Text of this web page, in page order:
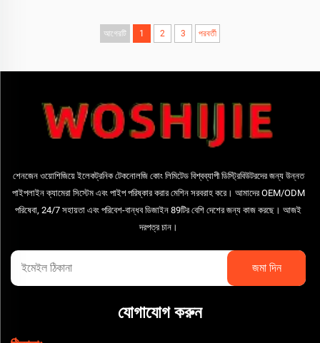
আগেরটি 1 2 3 পরবর্তী
শেনজেন ওয়োশিজিয়ে ইলেকট্রনিক টেকনোলজি কোং লিমিটেড বিশ্বব্যাপী ডিস্ট্রিবিউটরদের জন্য উন্নত
পাইপলাইন ক্যামেরা সিস্টেম এবং পাইপ পরিষ্কার করার মেশিন সরবরাহ করে। আমাদের OEM/ODM
পরিষেবা, 24/7 সহায়তা এবং পরিবেশ-বান্ধব ডিজাইন 89টির বেশি দেশের জন্য কাজ করছে। আজই
দরপত্র চান।
যোগাযোগ করুন